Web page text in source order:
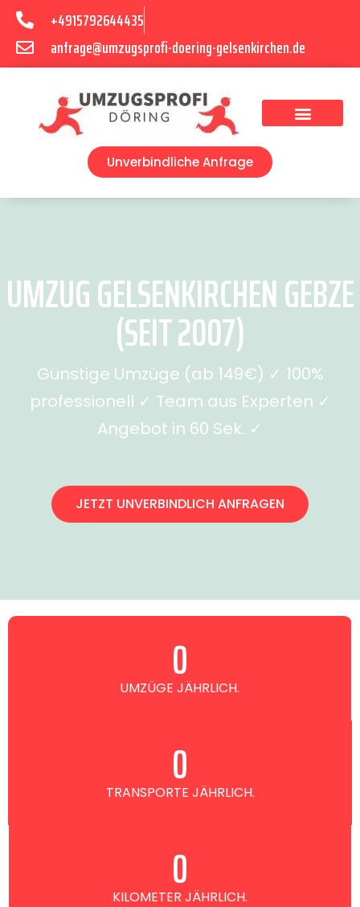
+4915792644435
anfrage@umzugsprofi-doering-gelsenkirchen.de
Unverbindliche Anfrage
UMZUG GELSENKIRCHEN GEBZE
(SEIT 2007)
Günstige Umzüge (ab 149€) ✓ 100%
professionell ✓ Team aus Experten ✓
Angebot in 60 Sek. ✓
JETZT UNVERBINDLICH ANFRAGEN
UMZÜGE JÄHRLICH.
0
TRANSPORTE JÄHRLICH.
0
KILOMETER JÄHRLICH.
0